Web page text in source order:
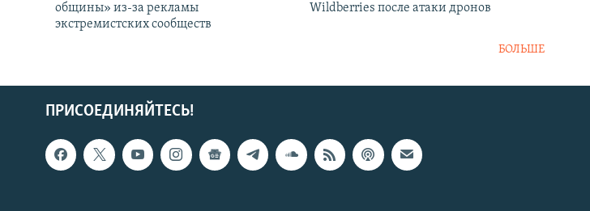
общины» из-за рекламы
экстремистских сообществ
Wildberries после атаки дронов
БОЛЬШЕ
ПРИСОЕДИНЯЙТЕСЬ!